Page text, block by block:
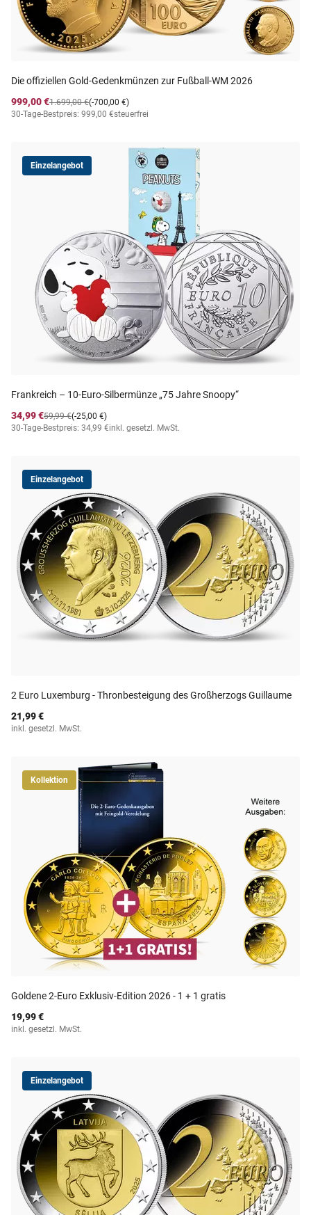
Die offiziellen Gold-Gedenkmünzen zur Fußball-WM 2026
999,00 €
(-700,00 €)
1.699,00 €
30-Tage-Bestpreis: 999,00 €steuerfrei
Einzelangebot
Frankreich – 10-Euro-Silbermünze „75 Jahre Snoopy“
34,99 €
(-25,00 €)
59,99 €
30-Tage-Bestpreis: 34,99 €inkl. gesetzl. MwSt.
Einzelangebot
2 Euro Luxemburg - Thronbesteigung des Großherzogs Guillaume
21,99 €
inkl. gesetzl. MwSt.
Kollektion
Goldene 2-Euro Exklusiv-Edition 2026 - 1 + 1 gratis
19,99 €
inkl. gesetzl. MwSt.
Einzelangebot